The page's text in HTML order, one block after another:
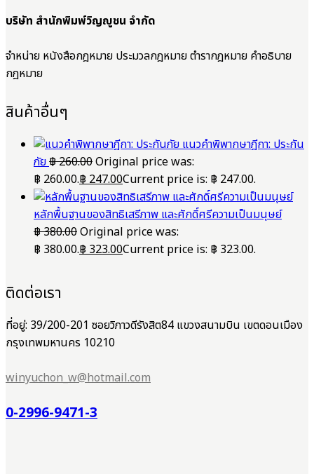
บริษัท สำนักพิมพ์วิญญูชน จำกัด
จำหน่าย หนังสือกฎหมาย ประมวลกฎหมาย ตำรากฎหมาย คำอธิบาย
กฎหมาย
สินค้าอื่นๆ
แนวคำพิพากษาฎีกา: ประกัน
ภัย฿260.00Original price was:
฿ 260.00.฿ 247.00Current price is: ฿ 247.00.
หลักพื้นฐานของสิทธิเสรีภาพ และศักดิ์ศรีความเป็นมนุษย์
฿380.00Original price was:
฿ 380.00.฿ 323.00Current price is: ฿ 323.00.
ติดต่อเรา
ที่อยู่: 39/200-201 ซอยวิภาวดีรังสิต84 แขวงสนามบิน เขตดอนเมือง
กรุงเทพมหานคร 10210
winyuchon_w@hotmail.com
0-2996-9471-3